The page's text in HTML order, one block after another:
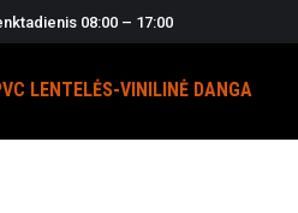
08:00 – 17:00
LENTELĖS-VINILINĖ DANGA